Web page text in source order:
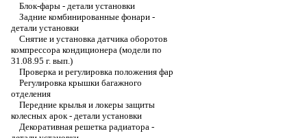
Блок-фары - детали установки
Задние комбинированные фонари -
детали установки
Снятие и установка датчика оборотов
компрессора кондиционера (модели по
31.08.95 г. вып.)
Проверка и регулировка положения фар
Регулировка крышки багажного
отделения
Передние крылья и локеры защиты
колесных арок - детали установки
Декоративная решетка радиатора -